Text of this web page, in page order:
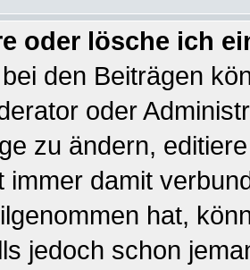
oder lösche ich
den Beiträgen
oder
zu ändern,
immer damit
hat,
jedoch schon